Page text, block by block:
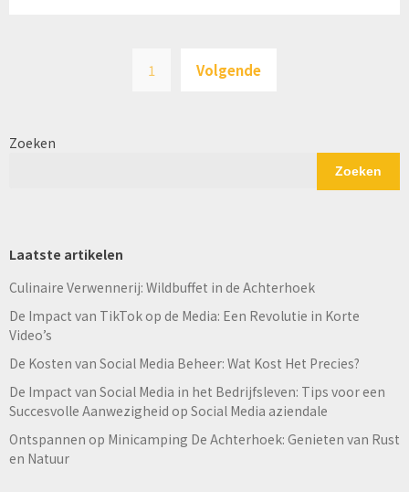
paginering
1 Volgende
Zoeken
Zoeken
Laatste artikelen
Culinaire Verwennerij: Wildbuffet in de Achterhoek
De Impact van TikTok op de Media: Een Revolutie in Korte
Video’s
De Kosten van Social Media Beheer: Wat Kost Het Precies?
De Impact van Social Media in het Bedrijfsleven: Tips voor een
Succesvolle Aanwezigheid op Social Media aziendale
Ontspannen op Minicamping De Achterhoek: Genieten van Rust
en Natuur